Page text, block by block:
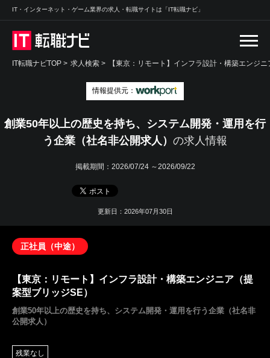
IT・インターネット・ゲーム業界の求人・転職サイトは「IT転職ナビ」
IT転職ナビTOP > 求人検索 > 【東京：リモート】インフラ設計・構築エンジ
情報提供元：
創業50年以上の歴史を持ち、システム開発・運用を行
う企業（社名非公開求人） の求人情報
掲載期間： 2026/07/24 ～2026/09/22
更新日：2026年07月30日
正社員（中途）
【東京：リモート】インフラ設計・構築エンジニア（提
案型ブリッジSE）
創業50年以上の歴史を持ち、システム開発・運用を行う企業（社名非
公開求人）
残業なし